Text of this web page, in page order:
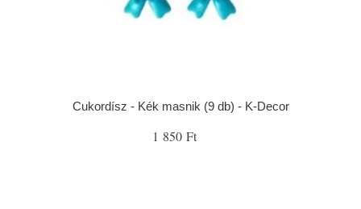
Cukordísz - Kék masnik (9 db) - K-Decor
1 850 Ft